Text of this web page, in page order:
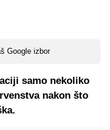
Google izbor
samo nekoliko
nakon što